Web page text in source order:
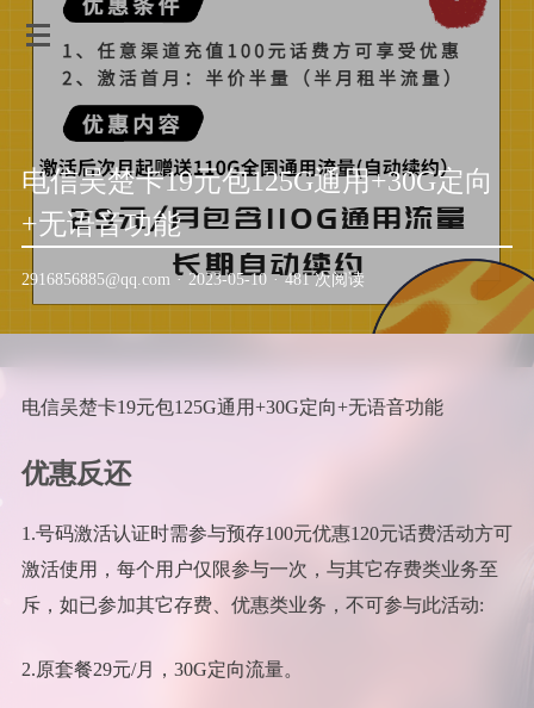
电信吴楚卡19元包125G通用+30G定向
+无语音功能
2916856885@qq.com · 2023-05-10 · 481 次阅读
电信吴楚卡19元包125G通用+30G定向+无语音功能
优惠反还
1.号码激活认证时需参与预存100元优惠120元话费活动方可
激活使用，每个用户仅限参与一次，与其它存费类业务至
斥，如已参加其它存费、优惠类业务，不可参与此活动:
2.原套餐29元/月，30G定向流量。